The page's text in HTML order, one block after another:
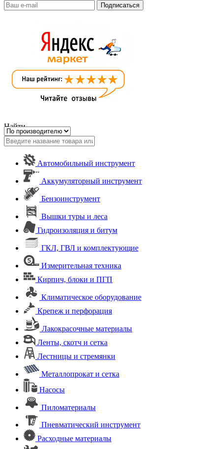
Найти
Автомобильный инструмент
Аккумуляторный инструмент
Бензоинструмент
Вышки туры и леса
Гидроизоляция и битум
ГКЛ, ГВЛ и комплектующие
Измерительная техника
Кирпич, блоки и ПГП
Климатическое оборудование
Крепеж и перфорация
Лакокрасочные материалы
Ленты, скотч и сетка
Лестницы и стремянки
Металлопрокат и сетка
Насосы
Пиломатериалы
Пневматический инструмент
Расходные материалы